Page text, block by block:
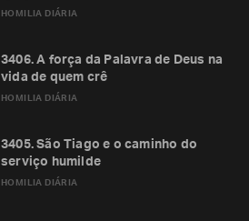
HOMILIA DIÁRIA
HOMILIA DIÁRIA
3406. A força da Palavra de Deus na
vida de quem crê
HOMILIA DIÁRIA
3405. São Tiago e o caminho do
serviço humilde